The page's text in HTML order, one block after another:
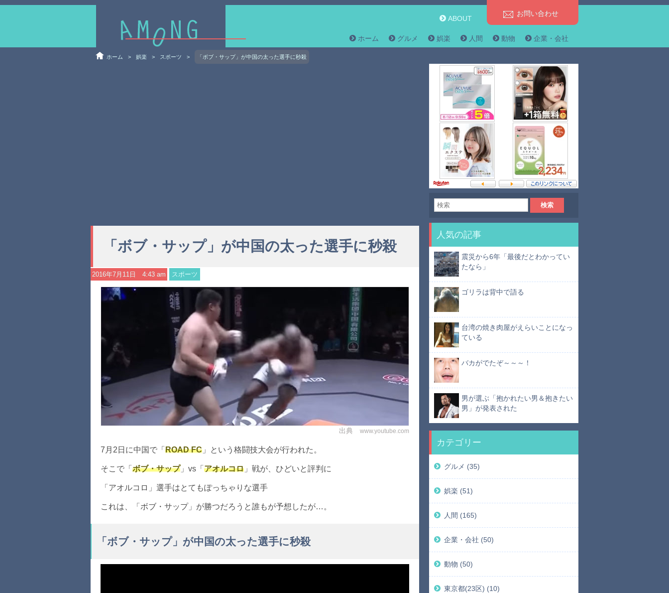
お問い合わせ
ABOUT
ホーム グルメ 娯楽 人間 動物 企業・会社
ホーム > 娯楽 > スポーツ > 「ボブ・サップ」が中国の太った選手に秒殺
「ボブ・サップ」が中国の太った選手に秒殺
2016年7月11日 4:43 am スポーツ
出典 www.youtube.com
7月2日に中国で「 ROAD FC 」という格闘技大会が行われた。
そこで「 ボブ・サップ」vs「 アオルコロ 」戦が、ひどいと評判に
「アオルコロ」選手はとてもぽっちゃりな選手
これは、「ボブ・サップ」が勝つだろうと誰もが予想したが…。
「ボブ・サップ」が中国の太った選手に秒殺
人気の記事
震災から6年「最後だとわかってい
たなら」
ゴリラは背中で語る
台湾の焼き肉屋がえらいことになっ
ている
バカがでたぞ～～～！
男が選ぶ「抱かれたい男＆抱きたい
男」が発表された
カテゴリー
グルメ (35)
娯楽 (51)
人間 (165)
企業・会社 (50)
動物 (50)
東京都(23区) (10)